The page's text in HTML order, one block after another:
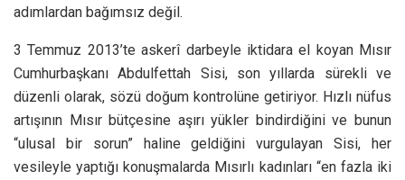
adımlardan bağımsız değil.
3 Temmuz 2013’te askerî darbeyle iktidara el koyan Mısır
Cumhurbaşkanı Abdulfettah Sisi, son yıllarda sürekli ve
düzenli olarak, sözü doğum kontrolüne getiriyor. Hızlı nüfus
artışının Mısır bütçesine aşırı yükler bindirdiğini ve bunun
“ulusal bir sorun” haline geldiğini vurgulayan Sisi, her
vesileyle yaptığı konuşmalarda Mısırlı kadınları “en fazla iki